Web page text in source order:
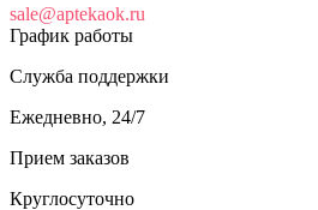
sale@aptekaok.ru
График работы
Служба поддержки
Ежедневно, 24/7
Прием заказов
Круглосуточно